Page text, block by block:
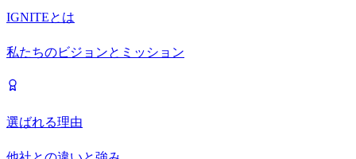
IGNITEとは
私たちのビジョンとミッション
選ばれる理由